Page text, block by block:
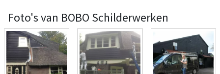
Foto's van BOBO Schilderwerken